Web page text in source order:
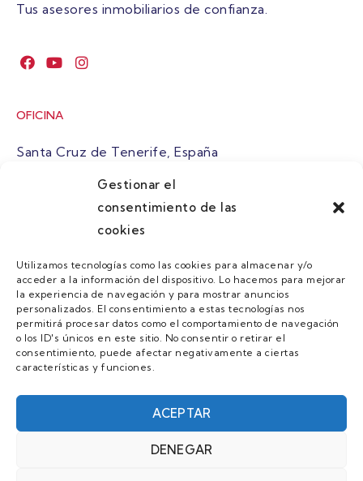
Gestionar el
consentimiento de las
cookies
Utilizamos tecnologías como las cookies para almacenar y/o
acceder a la información del dispositivo. Lo hacemos para mejorar
la experiencia de navegación y para mostrar anuncios
personalizados. El consentimiento a estas tecnologías nos
permitirá procesar datos como el comportamiento de navegación
o los ID's únicos en este sitio. No consentir o retirar el
consentimiento, puede afectar negativamente a ciertas
características y funciones.
ACEPTAR
DENEGAR
Tus asesores inmobiliarios de confianza.
OFICINA
Santa Cruz de Tenerife, España
atuaire@grupoatuaire.com
+34 638765829
MENU
Quienes Somos
Guias
Contacto
Únete